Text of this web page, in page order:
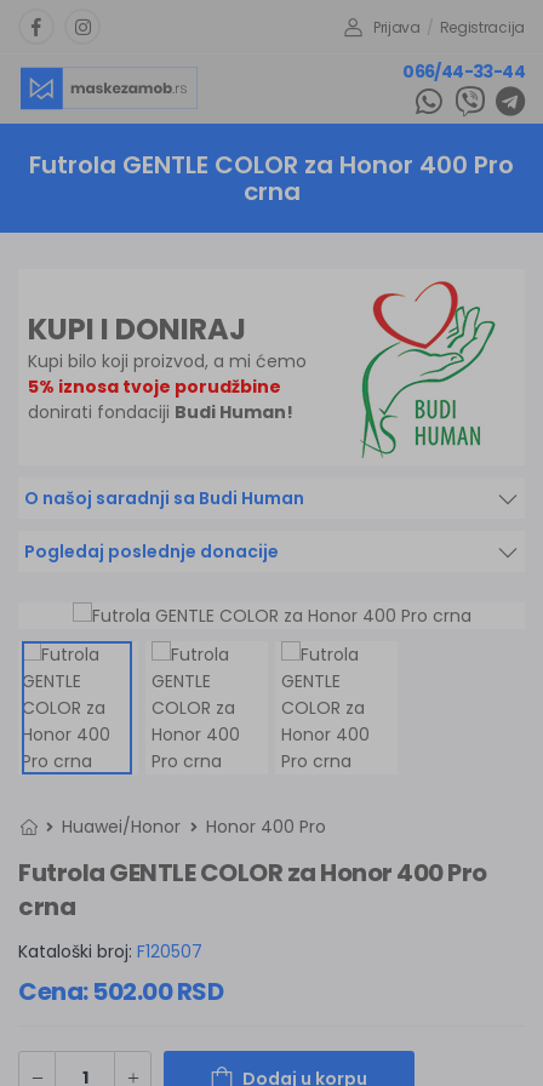
Prijava / Registracija
066/44-33-44
Futrola GENTLE COLOR za Honor 400 Pro
crna
KUPI I DONIRAJ
Kupi bilo koji proizvod, a mi ćemo
5% iznosa tvoje porudžbine
donirati fondaciji Budi Human!
O našoj saradnji sa Budi Human
Pogledaj poslednje donacije
Huawei/Honor Honor 400 Pro
Futrola GENTLE COLOR za Honor 400 Pro
crna
Kataloški broj: F120507
Cena:502.00RSD
Dodaj u korpu